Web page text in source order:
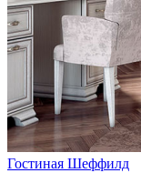
Гостиная Шеффилд